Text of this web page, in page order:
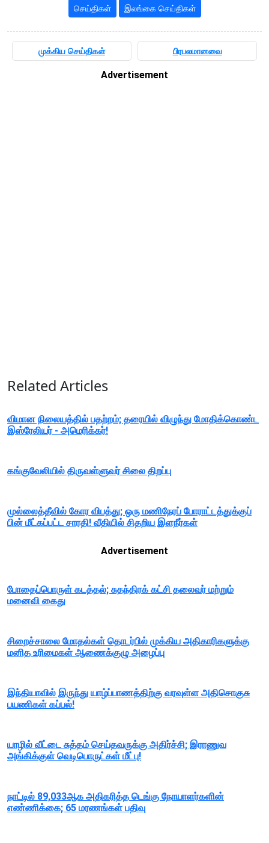
செய்திகள் இலங்கை செய்திகள்
முக்கிய செய்திகள் பிரபலமானவை
Advertisement
Related Articles
விமான நிலையத்தில் பதற்றம்; தரையில் விழுந்து மோதிக்கொண்ட
இஸ்ரேலியர் - அமெரிக்கர்!
கங்குவேலியில் திருவள்ளுவர் சிலை திறப்பு
முல்லைத்தீவில் கோர விபத்து; ஒரு மணிநேரப் போராட்டத்துக்குப்
பின் மீட்கப்பட்ட சாரதி! வீதியில் சிதறிய இளநீர்கள்
Advertisement
போதைப்பொருள் கடத்தல்; சுதந்திரக் கட்சி தலைவர் மற்றும்
மனைவி கைது
சிறைச்சாலை மோதல்கள் தொடர்பில் முக்கிய அதிகாரிகளுக்கு
மனித உரிமைகள் ஆணைக்குழு அழைப்பு
இந்தியாவில் இருந்து யாழ்ப்பாணத்திற்கு வரவுள்ள அதிசொகுசு
பயணிகள் கப்பல்!
யாழில் வீட்டை சுத்தம் செய்தவருக்கு அதிர்ச்சி; இராணுவ
அங்கிக்குள் வெடிபொருட்கள் மீட்பு!
நாட்டில் 89,033ஆக அதிகரித்த டெங்கு நோயாளர்களின்
எண்ணிக்கை; 65 மரணங்கள் பதிவு